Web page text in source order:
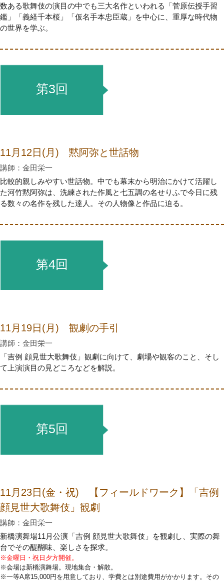
数ある歌舞伎の演目の中でも三大名作といわれる「菅原伝授手習
鑑」「義経千本桜」「仮名手本忠臣蔵」を中心に、重厚な時代物
の世界を学ぶ。
第3回
11月12日(月) 黙阿弥と世話物
講師：金田栄一
比較的親しみやすい世話物。中でも幕末から明治にかけて活躍し
た河竹黙阿弥は、洗練された作風と七五調の名せりふで今日に残
る数々の名作を残した達人。その人物像と作品に迫る。
第4回
11月19日(月) 観劇の手引
講師：金田栄一
「吉例 顔見世大歌舞伎」観劇に向けて、劇場や観客のこと、そし
て上演演目の見どころなどを解説。
第5回
11月23日(金・祝) 【フィールドワーク】「吉例
顔見世大歌舞伎」観劇
講師：金田栄一
新橋演舞場11月公演「吉例 顔見世大歌舞伎」を観劇し、実際の舞
台でその醍醐味、楽しさを探求。
※金曜日・祝日夕方開催。
※会場は新橋演舞場。現地集合・解散。
※一等A席15,000円を用意しており、学費とは別途費用がかかります。その